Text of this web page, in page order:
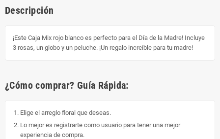
Descripción
¡Este Caja Mix rojo blanco es perfecto para el Día de la Madre! Incluye
3 rosas, un globo y un peluche. ¡Un regalo increíble para tu madre!
¿Cómo comprar? Guía Rápida:
Elige el arreglo floral que deseas.
Lo mejor es registrarte como usuario para tener una mejor
experiencia de compra.